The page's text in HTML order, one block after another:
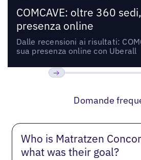
COMCAVE: oltre 360
presenza online
Dalle recensioni ai risultati:
sua presenza online con Uberall
Domande
Who is Matratzen
what was their goal?